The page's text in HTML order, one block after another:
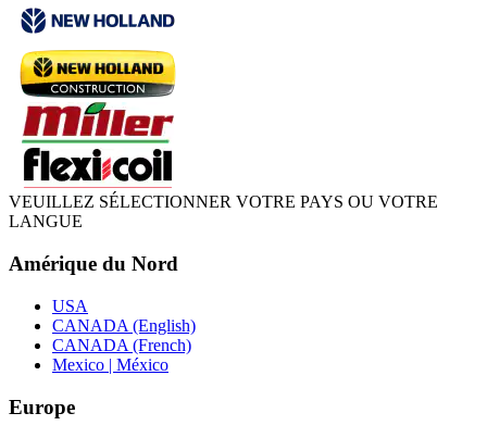
VEUILLEZ SÉLECTIONNER VOTRE PAYS OU VOTRE
LANGUE
Amérique du Nord
USA
CANADA (English)
CANADA (French)
Mexico | México
Europe